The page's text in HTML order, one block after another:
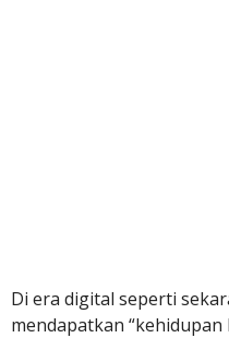
Di era digital seperti
mendapatkan